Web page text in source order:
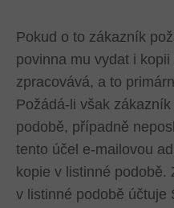
Pokud o to zákazník
povinna mu vydat i
zpracovává, a to
Požádá-li však
podobě, případně
tento účel e-mailovou
kopie v listinné podobě.
v listinné podobě účtuje